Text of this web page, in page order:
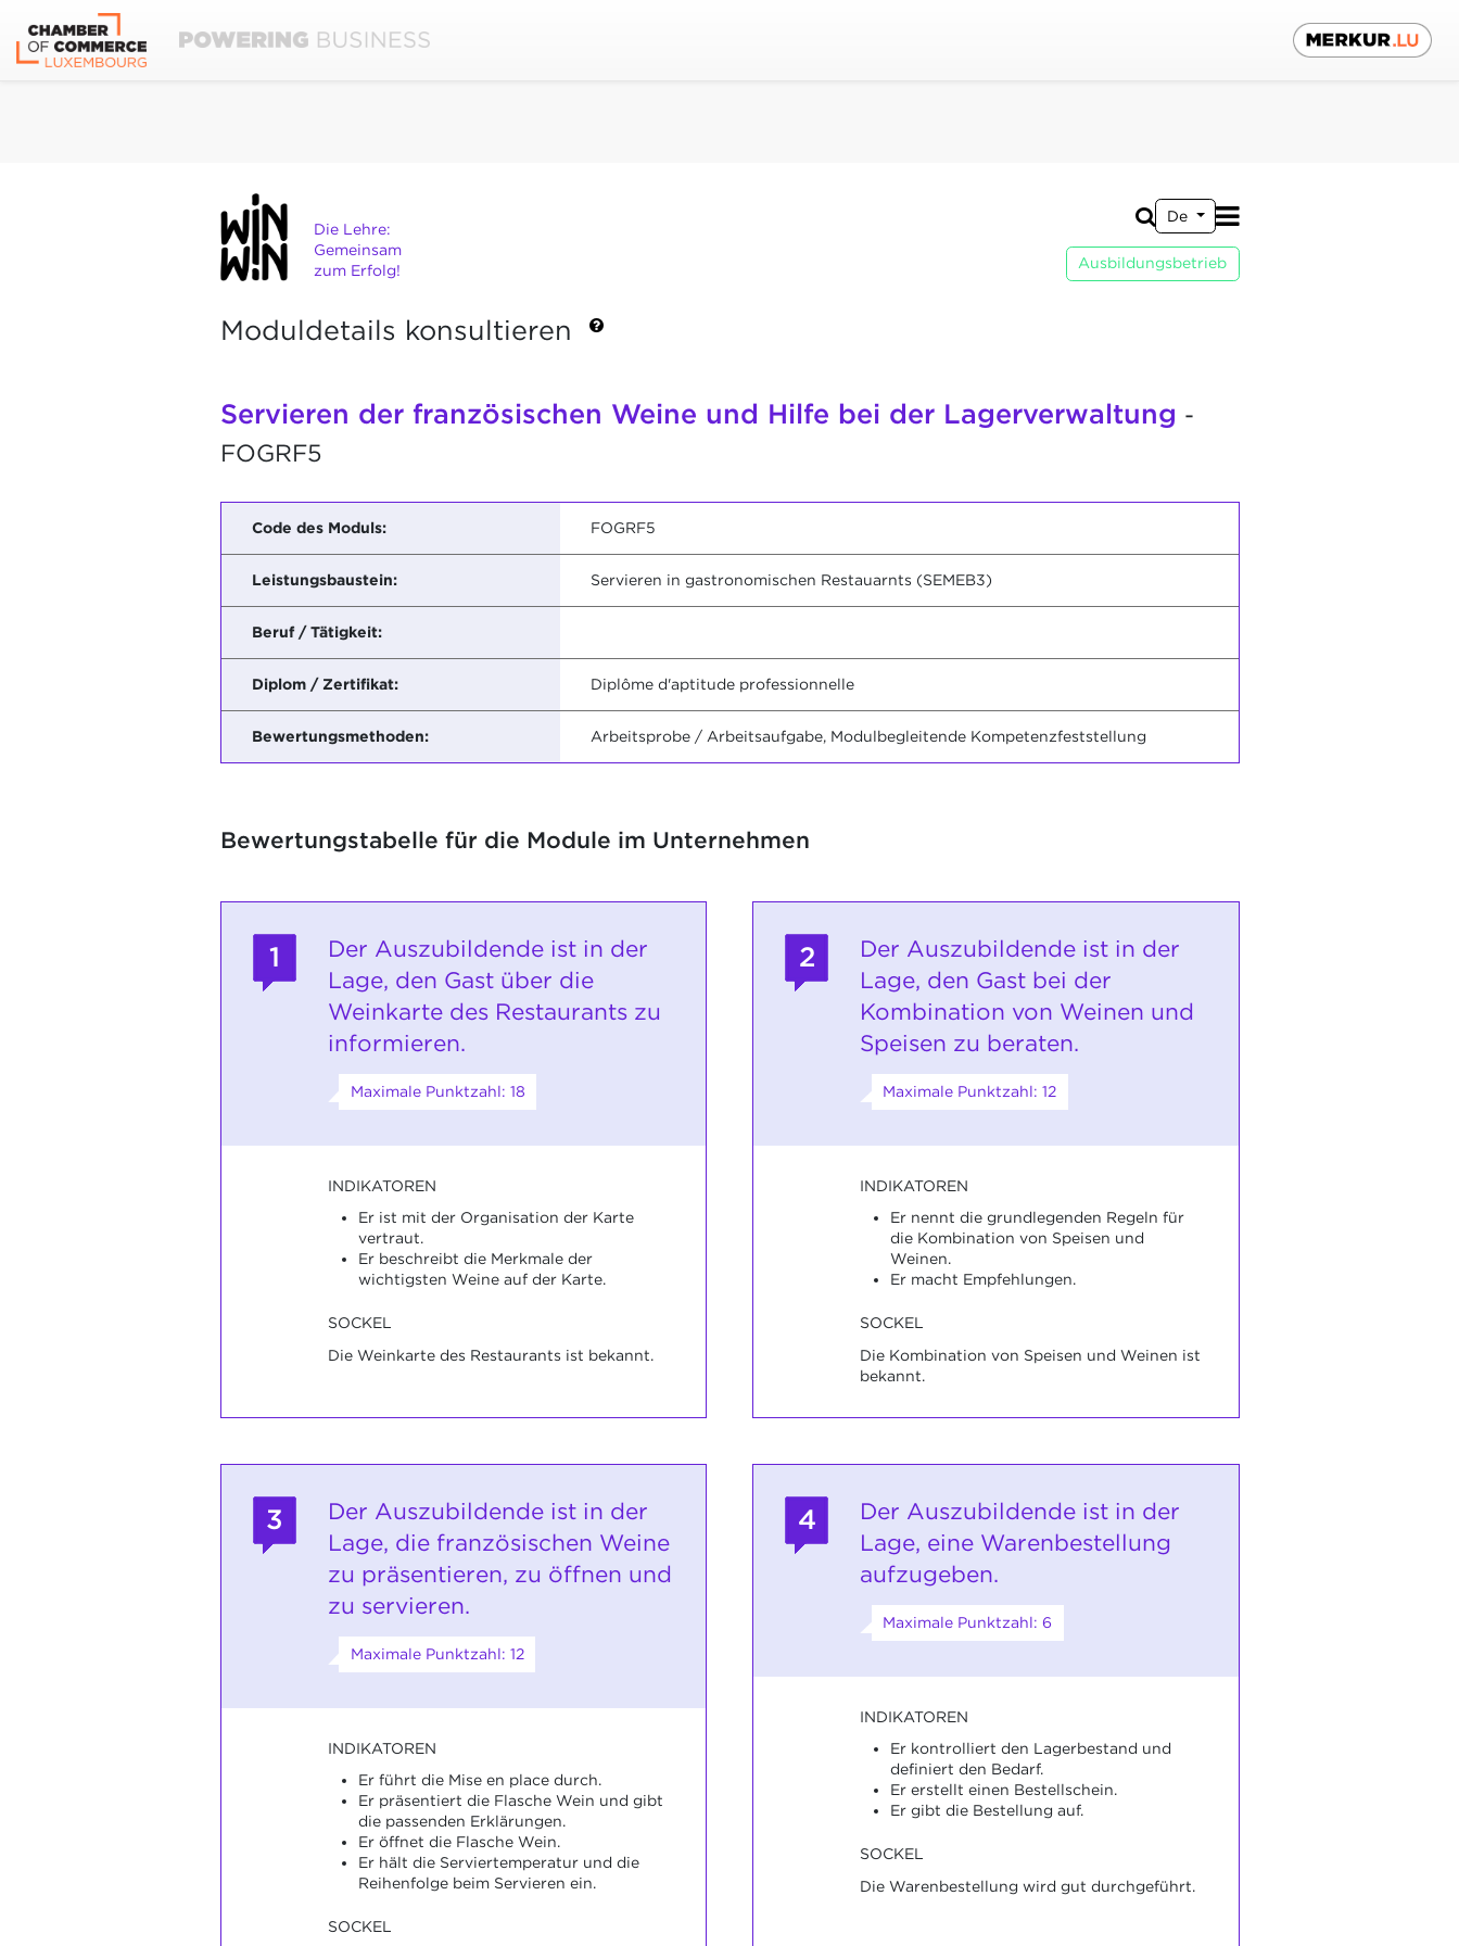
Die Lehre:
Gemeinsam
zum Erfolg!
De
Ausbildungsbetrieb
Moduldetails konsultieren
Servieren der französischen Weine und Hilfe bei der Lagerverwaltung -
FOGRF5
Code des Moduls: FOGRF5
Leistungsbaustein: Servieren in gastronomischen Restauarnts (SEMEB3)
Beruf / Tätigkeit:
Diplom / Zertifikat: Diplôme d'aptitude professionnelle
Bewertungsmethoden: Arbeitsprobe / Arbeitsaufgabe, Modulbegleitende Kompetenzfeststellung
Bewertungstabelle für die Module im Unternehmen
1
Der Auszubildende ist in der
Lage, den Gast über die
Weinkarte des Restaurants zu
informieren.
Maximale Punktzahl: 18
INDIKATOREN
Er ist mit der Organisation der Karte
vertraut.
Er beschreibt die Merkmale der
wichtigsten Weine auf der Karte.
SOCKEL
Die Weinkarte des Restaurants ist bekannt.
2
Der Auszubildende ist in der
Lage, den Gast bei der
Kombination von Weinen und
Speisen zu beraten.
Maximale Punktzahl: 12
INDIKATOREN
Er nennt die grundlegenden Regeln für
die Kombination von Speisen und
Weinen.
Er macht Empfehlungen.
SOCKEL
Die Kombination von Speisen und Weinen ist
bekannt.
3
Der Auszubildende ist in der
Lage, die französischen Weine
zu präsentieren, zu öffnen und
zu servieren.
Maximale Punktzahl: 12
INDIKATOREN
Er führt die Mise en place durch.
Er präsentiert die Flasche Wein und gibt
die passenden Erklärungen.
Er öffnet die Flasche Wein.
Er hält die Serviertemperatur und die
Reihenfolge beim Servieren ein.
SOCKEL
4
Der Auszubildende ist in der
Lage, eine Warenbestellung
aufzugeben.
Maximale Punktzahl: 6
INDIKATOREN
Er kontrolliert den Lagerbestand und
definiert den Bedarf.
Er erstellt einen Bestellschein.
Er gibt die Bestellung auf.
SOCKEL
Die Warenbestellung wird gut durchgeführt.